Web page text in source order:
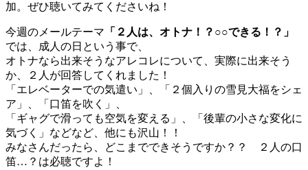
加。ぜひ聴いてみてくださいね！
今週のメールテーマ 「２人は、オトナ！？○○できる！？」
では、成人の日という事で、
オトナなら出来そうなアレコレについて、実際に出来そう
か、２人が回答してくれました！
「エレベーターでの気遣い」、「２個入りの雪見大福をシェ
ア」、「口笛を吹く」、
「ギャグで滑っても空気を変える」、「後輩の小さな変化に
気づく」などなど、他にも沢山！！
みなさんだったら、どこまでできそうですか？？ ２人の口
笛…？は必聴ですよ！